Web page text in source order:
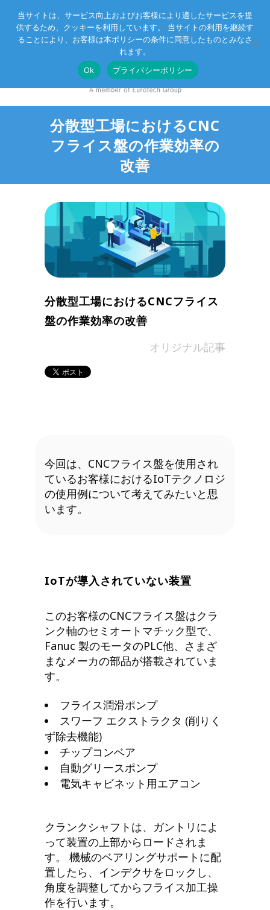
Eurotechグループ お客様サポート お問い合わせ
分散型工場におけるCNC
フライス盤の作業効率の
改善
分散型工場におけるCNCフライス
盤の作業効率の改善
オリジナル記事
今回は、CNCフライス盤を使用され
ているお客様におけるIoTテクノロジ
の使用例について考えてみたいと思
います。
IoTが導入されていない装置
このお客様のCNCフライス盤はクラ
ンク軸のセミオートマチック型で、
Fanuc 製のモータのPLC他、さまざ
まなメーカの部品が搭載されていま
す。
フライス潤滑ポンプ
スワーフ エクストラクタ (削りく
ず除去機能)
チップコンベア
自動グリースポンプ
電気キャビネット用エアコン
クランクシャフトは、ガントリによ
って装置の上部からロードされま
す。 機械のベアリングサポートに配
置したら、インデクサをロックし、
角度を調整してからフライス加工操
作を行います。
当サイトは、サービス向上およびお客様により適したサービスを提
供するため、クッキーを利用しています。 当サイトの利用を継続す
ることにより、お客様は本ポリシーの条件に同意したものとみなさ
れます。
Ok
プライバシーポリシー